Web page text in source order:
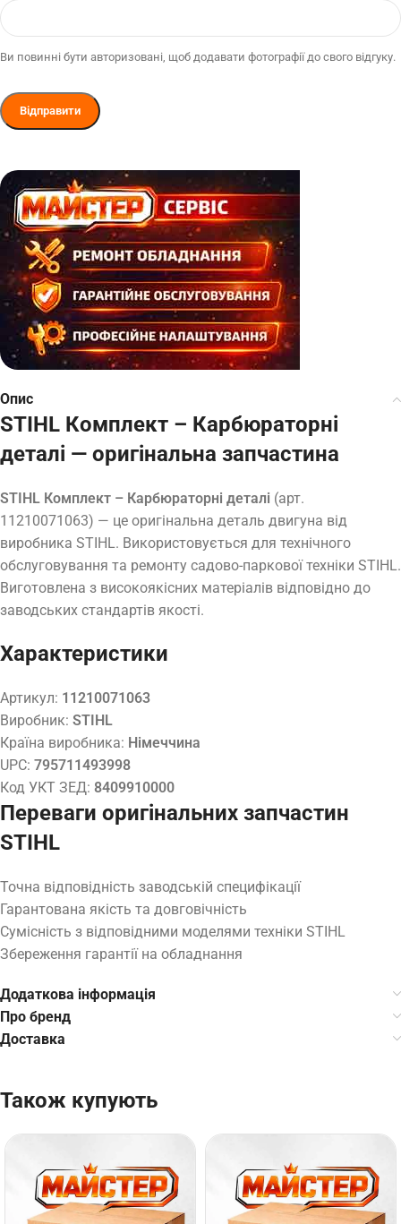
Ви повинні бути авторизовані, щоб додавати фотографії до свого відгуку.
Опис
STIHL Комплект – Карбюраторні
деталі — оригінальна запчастина
STIHL Комплект – Карбюраторні деталі (арт.
11210071063) — це оригінальна деталь двигуна від
виробника STIHL. Використовується для технічного
обслуговування та ремонту садово-паркової техніки STIHL.
Виготовлена з високоякісних матеріалів відповідно до
заводських стандартів якості.
Характеристики
Артикул: 11210071063
Виробник: STIHL
Країна виробника: Німеччина
UPC: 795711493998
Код УКТ ЗЕД: 8409910000
Переваги оригінальних запчастин
STIHL
Точна відповідність заводській специфікації
Гарантована якість та довговічність
Сумісність з відповідними моделями техніки STIHL
Збереження гарантії на обладнання
Додаткова інформація
Про бренд
Доставка
Також купують